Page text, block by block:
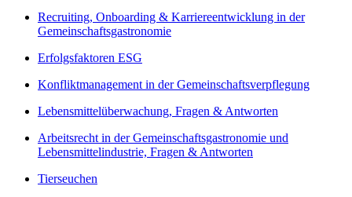
Recruiting, Onboarding & Karriereentwicklung in der
Gemeinschaftsgastronomie
Erfolgsfaktoren ESG
Konfliktmanagement in der Gemeinschaftsverpflegung
Lebensmittelüberwachung, Fragen & Antworten
Arbeitsrecht in der Gemeinschaftsgastronomie und
Lebensmittelindustrie, Fragen & Antworten
Tierseuchen